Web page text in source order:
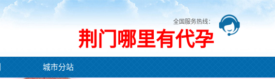
全国服务热线：
荆门哪里有代孕
城市分站